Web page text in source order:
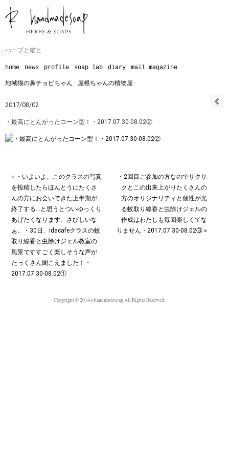
ハーブと猫と
home news profile soap lab diary mail magazine
地域猫の鼻チョビちゃん 屋根ちゃんの植物屋
2017/08/02
・最高にとんがったコーン型！・2017.07.30-08.02②
« ・いよいよ、このクラスの写真
を投稿したらほんとうにたくさ
んの方にお会いできた上半期が
終了する…と思うとついゆっくり
あげたくなります、さびしいな
ぁ。・30日、idacafeクラスの蚊
取り線香と虫除けジェル教室の
風景です︎すごく楽しそうな声が
たっくさん聞こえました！・
2017.07.30-08.02①
・2回目ご参加の方なのでサクサ
クとこの出来上がりたくさんの
方のオリジナリティと個性が光
る蚊取り線香と虫除けジェルの
作成はわたしも毎回楽しくてな
りません・2017.07.30-08.02③ »
Copyright © 2014 r-handmadesoap All Rights Reserved.